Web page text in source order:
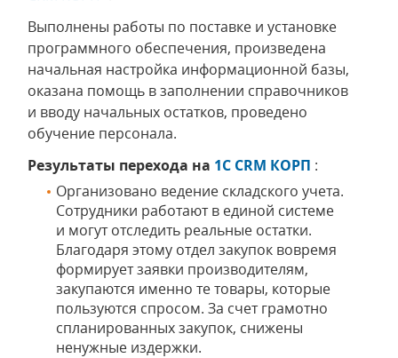
Выполнены работы по поставке и установке
программного обеспечения, произведена
начальная настройка информационной базы,
оказана помощь в заполнении справочников
и вводу начальных остатков, проведено
обучение персонала.
Результаты перехода на 1C CRM КОРП :
Организовано ведение складского учета.
Сотрудники работают в единой системе
и могут отследить реальные остатки.
Благодаря этому отдел закупок вовремя
формирует заявки производителям,
закупаются именно те товары, которые
пользуются спросом. За счет грамотно
спланированных закупок, снижены
ненужные издержки.